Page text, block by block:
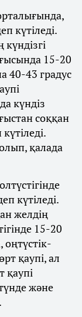
күтіледі.
15-20
40-43 градус
күндіз
соққан
қалада
күтіледі.
желдің
15-20
қаупі, ал
қаупі
және